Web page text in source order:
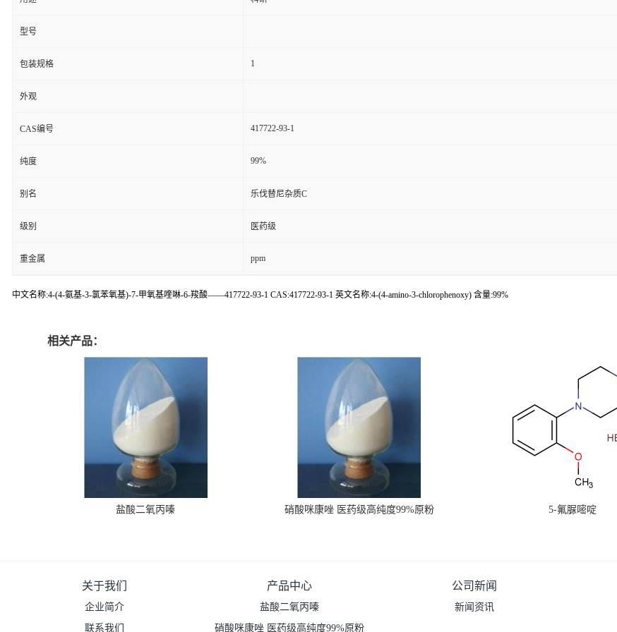
型号
包装规格 1
外观
CAS编号 417722-93-1
纯度 99%
别名 乐伐替尼杂质C
级别 医药级
重金属 ppm
中文名称:4-(4-氨基-3-氯苯氧基)-7-甲氧基喹啉-6-羧酸——417722-93-1 CAS:417722-93-1 英文名称:4-(4-amino-3-chlorophenoxy) 含量:99%
相关产品：
盐酸二氧丙嗪 硝酸咪康唑 医药级高纯度99%原粉 5-氟脲嘧啶
关于我们
企业简介
联系我们
产品中心
盐酸二氧丙嗪
硝酸咪康唑 医药级高纯度99%原粉
公司新闻
新闻资讯